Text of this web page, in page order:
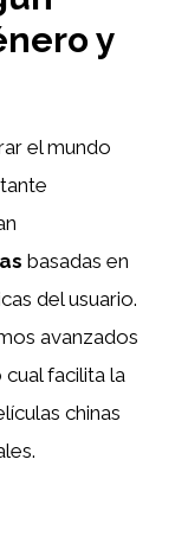
y
el mundo
basadas en
del usuario.
avanzados
facilita la
chinas